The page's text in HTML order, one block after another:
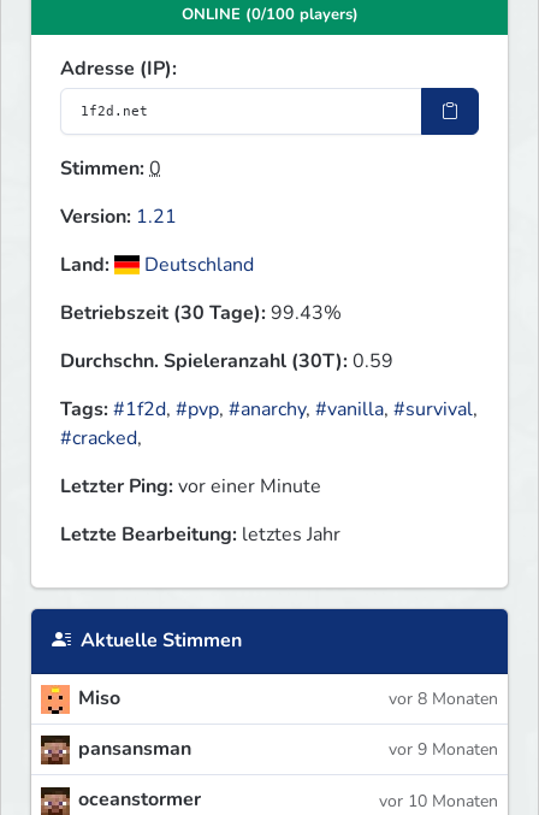
ONLINE (0/100 players)
Adresse (IP):
Stimmen:0
Version: 1.21
Land:
Deutschland
Betriebszeit (30 Tage):99.43%
Durchschn. Spieleranzahl (30T):0.59
Tags:#1f2d, #pvp, #anarchy, #vanilla, #survival,
#cracked,
Letzter Ping:vor einer Minute
Letzte Bearbeitung: letztes Jahr
Aktuelle Stimmen
Miso vor 8 Monaten
pansansman vor 9 Monaten
oceanstormer vor 10 Monaten